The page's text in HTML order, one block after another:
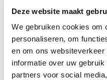
Deze website maakt
We gebruiken cookies om
personaliseren, om
en om ons
informatie over uw
partners voor social
De Zaansche Molen
Publicatiedatum: 07/11/